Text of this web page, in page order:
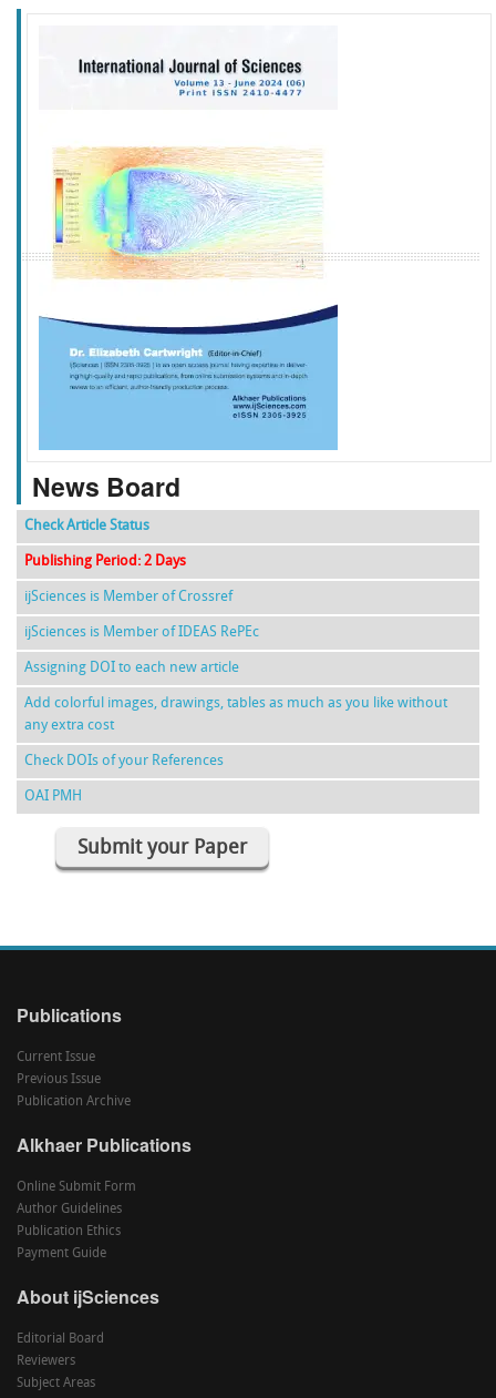
f k g l
News Board
Check Article Status
Publishing Period: 2 Days
ijSciences is Member of Crossref
ijSciences is Member of IDEAS RePEc
Assigning DOI to each new article
Add colorful images, drawings, tables as much as you like without
any extra cost
Check DOIs of your References
OAI PMH
Submit your Paper
Publications
Current Issue
Previous Issue
Publication Archive
Alkhaer Publications
Online Submit Form
Author Guidelines
Publication Ethics
Payment Guide
About ijSciences
Editorial Board
Reviewers
Subject Areas